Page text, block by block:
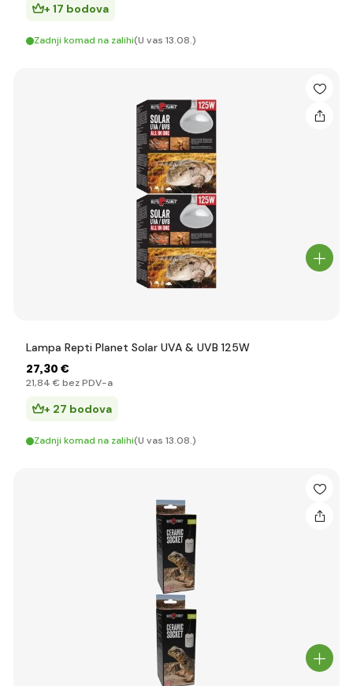
+ 17 bodova
Zadnji komad na zalihi(U vas 13.08.)
Lampa Repti Planet Solar UVA & UVB 125W
27,30 €
21,84 € bez PDV-a
+ 27 bodova
Zadnji komad na zalihi(U vas 13.08.)